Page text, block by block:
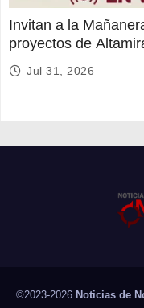
Invitan a la
proyectos de
Jul 31, 2026
©2023-2026 Noticias de